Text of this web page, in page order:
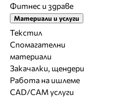
Фитнес и здраве
Материали и услуги
Текстил
Спомагателни
материали
Закачалки, щендери
Работа на ишлеме
CAD/CAM услуги